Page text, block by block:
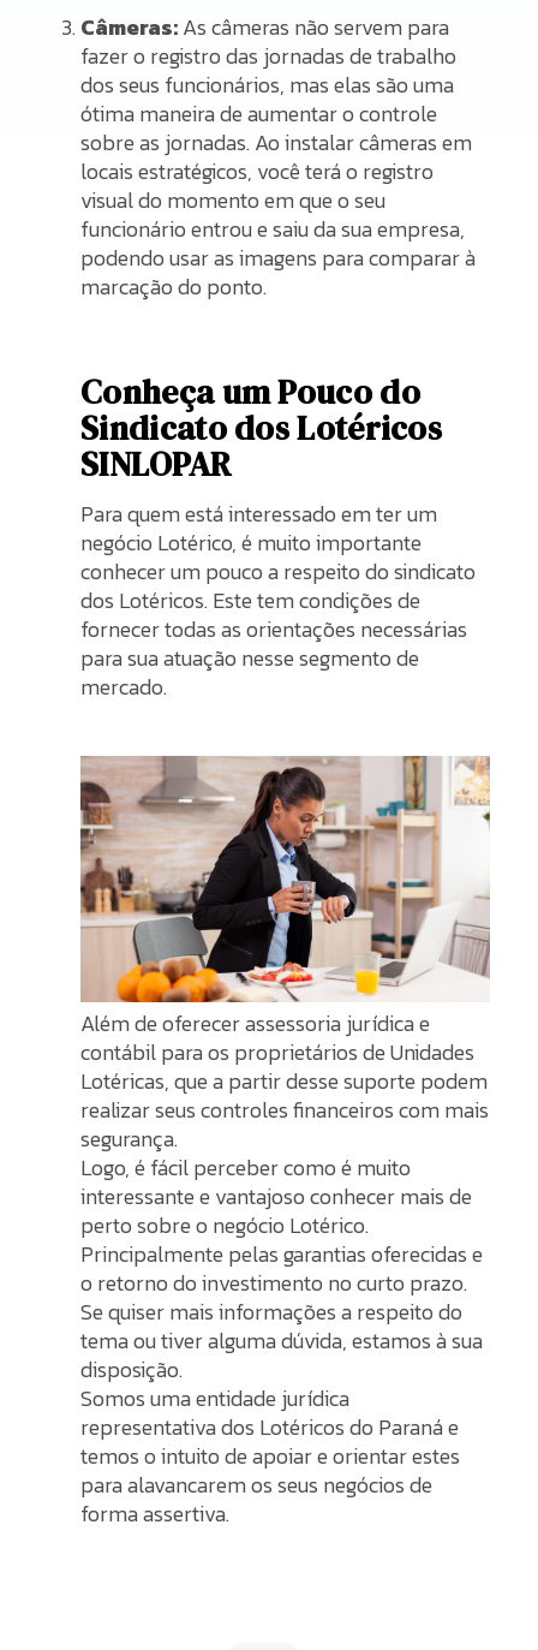
Câmeras:As câmeras não servem para
fazer o registro das jornadas de trabalho
dos seus funcionários, mas elas são uma
ótima maneira de aumentar o controle
sobre as jornadas. Ao instalar câmeras em
locais estratégicos, você terá o registro
visual do momento em que o seu
funcionário entrou e saiu da sua empresa,
podendo usar as imagens para comparar à
marcação do ponto.
Conheça um Pouco do
Sindicato dos Lotéricos
SINLOPAR
Para quem está interessado em ter um
negócio Lotérico, é muito importante
conhecer um pouco a respeito do sindicato
dos Lotéricos. Este tem condições de
fornecer todas as orientações necessárias
para sua atuação nesse segmento de
mercado.
Além de oferecer assessoria jurídica e
contábil para os proprietários de Unidades
Lotéricas, que a partir desse suporte podem
realizar seus controles financeiros com mais
segurança.
Logo, é fácil perceber como é muito
interessante e vantajoso conhecer mais de
perto sobre o negócio Lotérico.
Principalmente pelas garantias oferecidas e
o retorno do investimento no curto prazo.
Se quiser mais informações a respeito do
tema ou tiver alguma dúvida, estamos à sua
disposição.
Somos uma entidade jurídica
representativa dos Lotéricos do Paraná e
temos o intuito de apoiar e orientar estes
para alavancarem os seus negócios de
forma assertiva.